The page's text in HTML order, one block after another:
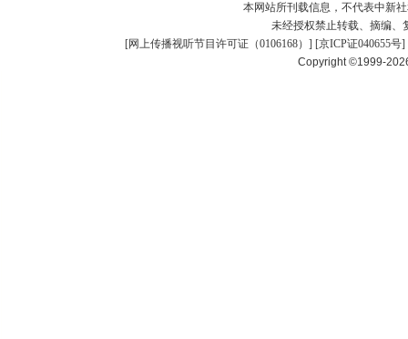
本网站所刊载信息，不代表中新
未经授权禁止转载、摘编、
[网上传播视听节目许可证（0106168） ] [京ICP证040655号]
Copyright ©1999-